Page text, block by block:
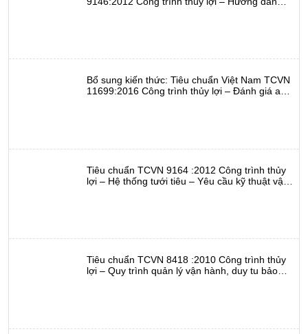
Bổ sung kiến thức: Tiêu chuẩn Việt Nam TCVN
11699:2016 Công trình thủy lợi – Đánh giá an
Tiêu chuẩn TCVN 9164 :2012 Công trình thủy
lợi – Hệ thống tưới tiêu – Yêu cầu kỹ thuật vận
Tiêu chuẩn TCVN 8418 :2010 Công trình thủy
lợi – Quy trình quản lý vận hành, duy tu bảo